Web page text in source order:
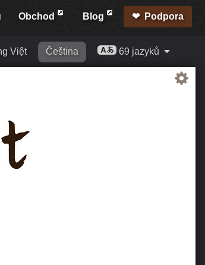
Obchod Blog Podpora
Việt Čeština 69 jazyků